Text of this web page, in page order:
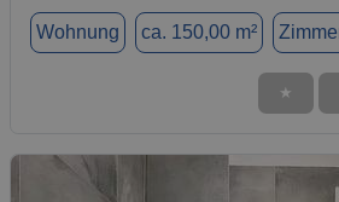
Wohnung ca. 150,00 m²
★